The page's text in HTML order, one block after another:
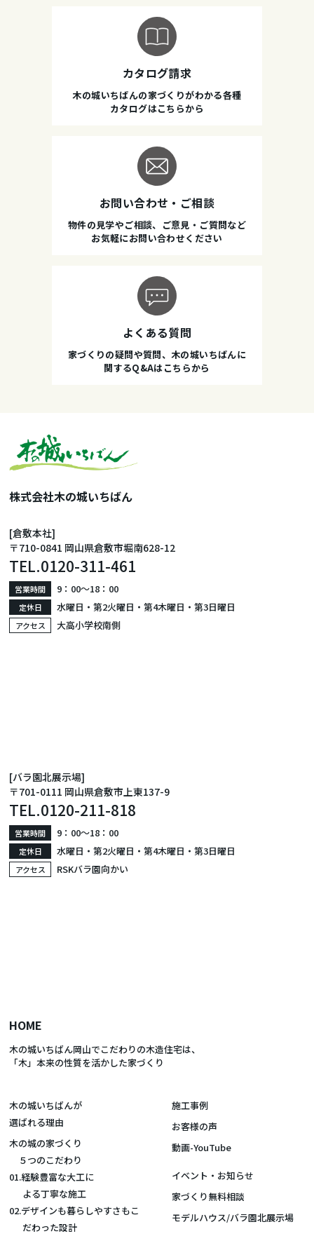
カタログ請求
木の城いちばんの家づくりがわかる各種
カタログはこちらから
お問い合わせ・ご相談
物件の見学やご相談、ご意見・ご質問など
お気軽にお問い合わせください
よくある質問
家づくりの疑問や質問、木の城いちばんに
関するQ&Aはこちらから
株式会社木の城いちばん
[倉敷本社]
〒710-0841 岡山県倉敷市堀南628-12
TEL.0120-311-461
営業時間 9：00〜18：00
定休日 水曜日・第2火曜日・第4木曜日・第3日曜日
アクセス 大高小学校南側
[バラ園北展示場]
〒701-0111 岡山県倉敷市上東137-9
TEL.0120-211-818
営業時間 9：00〜18：00
定休日 水曜日・第2火曜日・第4木曜日・第3日曜日
アクセス RSKバラ園向かい
HOME
木の城いちばん岡山でこだわりの木造住宅は、
「木」本来の性質を活かした家づくり
木の城いちばんが
選ばれる理由
木の城の家づくり
５つのこだわり
01.経験豊富な大工に
よる丁寧な施工
02.デザインも暮らしやすさもこ
だわった設計
施工事例
お客様の声
動画-YouTube
イベント・お知らせ
家づくり無料相談
モデルハウス/バラ園北展示場